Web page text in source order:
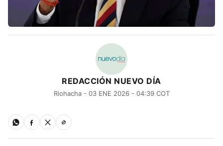
REDACCIÓN NUEVO DÍA
Riohacha - 03 ENE 2026 - 04:39 COT